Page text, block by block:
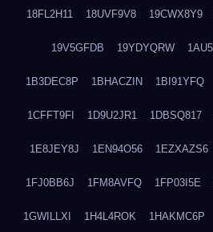
18FL2H11 18UVF9V8 19CWX8Y9
19V5GFDB 19YDYQRW
1B3DEC8P 1BHACZIN 1BI91YFQ
1CFFT9FI 1D9U2JR1 1DBSQ817
1E8JEY8J 1EN94O56 1EZXAZS6
1FJ0BB6J 1FM8AVFQ 1FP03I5E
1GWILLXI 1H4L4ROK 1HAKMC6P